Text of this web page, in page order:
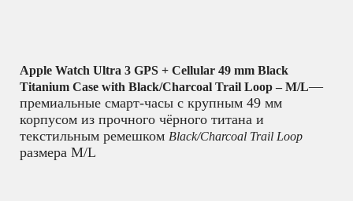
Apple Watch Ultra 3 GPS + Cellular 49 mm Black
Titanium Case with Black/Charcoal Trail Loop – M/L—
премиальные смарт-часы с крупным 49 мм
корпусом из прочного чёрного титана и
текстильным ремешком Black/Charcoal Trail Loop
размера M/L